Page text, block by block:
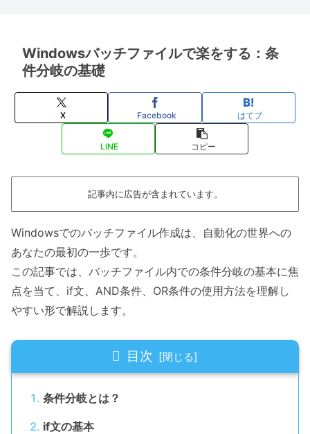
Windowsバッチファイルで楽をする：条
件分岐の基礎
X Facebook はてブ
LINE コピー
記事内に広告が含まれています。
Windowsでのバッチファイル作成は、自動化の世界への
あなたの最初の一歩です。
この記事では、バッチファイル内での条件分岐の基本に焦
点を当て、if文、AND条件、OR条件の使用方法を理解し
やすい形で解説します。
目次
条件分岐とは？
if文の基本